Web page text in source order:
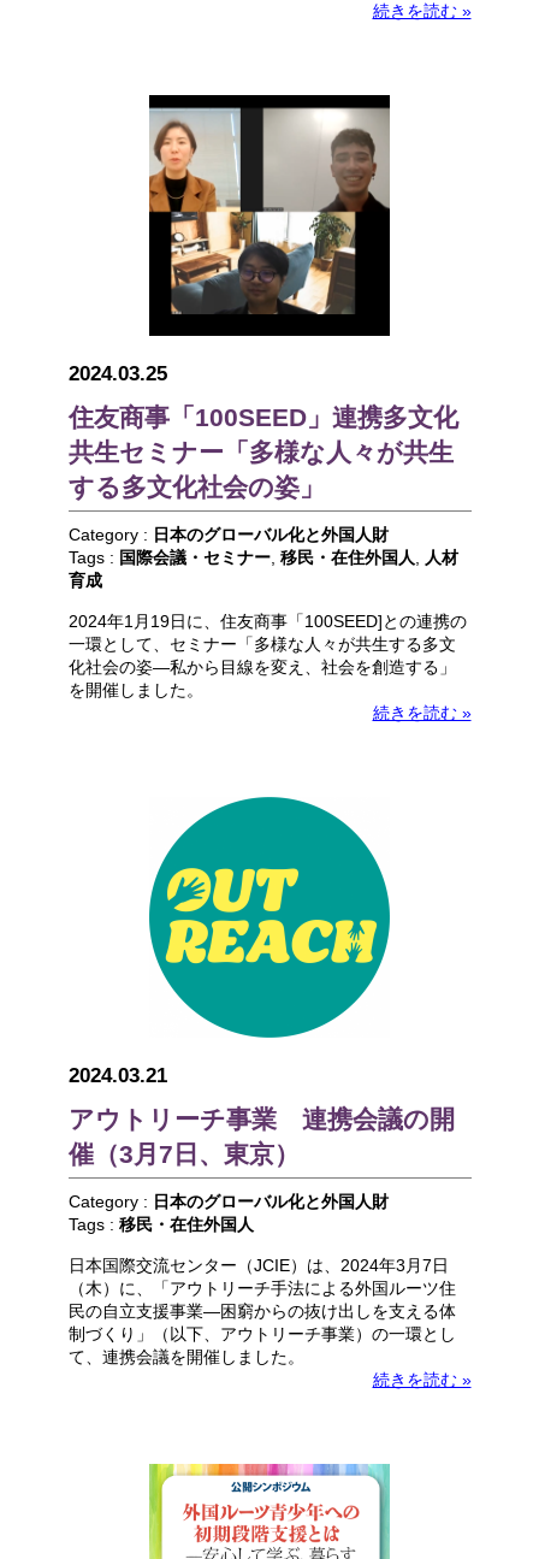
続きを読む »
2024.03.25
住友商事「100SEED」連携多文化
共生セミナー「多様な人々が共生
する多文化社会の姿」
Category : 日本のグローバル化と外国人財
Tags : 国際会議・セミナー, 移民・在住外国人
人材
育成
2024年1月19日に、住友商事「100SEED]との連携の
一環として、セミナー「多様な人々が共生する多文
化社会の姿―私から目線を変え、社会を創造する」
を開催しました。
続きを読む »
2024.03.21
アウトリーチ事業 連携会議の開
催（3月7日、東京）
Category : 日本のグローバル化と外国人財
Tags : 移民・在住外国人
日本国際交流センター（JCIE）は、2024年3月7日
（木）に、「アウトリーチ手法による外国ルーツ住
民の自立支援事業―困窮からの抜け出しを支える体
制づくり」（以下、アウトリーチ事業）の一環とし
て、連携会議を開催しました。
続きを読む »